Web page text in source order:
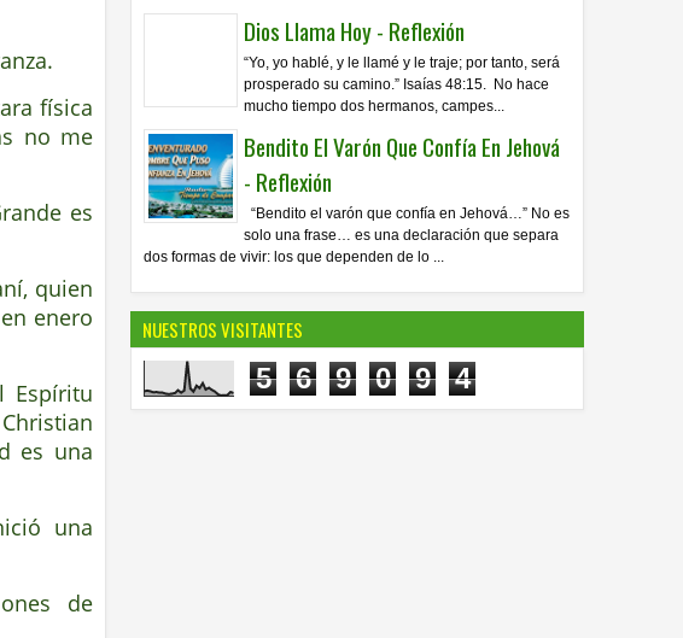
física
no me
es
quien
enero
Espíritu
es una
una
de
Dios Llama Hoy - Reflexión
“Yo, yo hablé, y le llamé y le traje; por tanto, será
prosperado su camino.” Isaías 48:15. No hace
mucho tiempo dos hermanos, campes...
Bendito El Varón Que Confía En Jehová
- Reflexión
“Bendito el varón que confía en Jehová…” No es
solo una frase… es una declaración que separa
dos formas de vivir: los que dependen de lo ...
NUESTROS VISITANTES
5 6 9 0 9 4